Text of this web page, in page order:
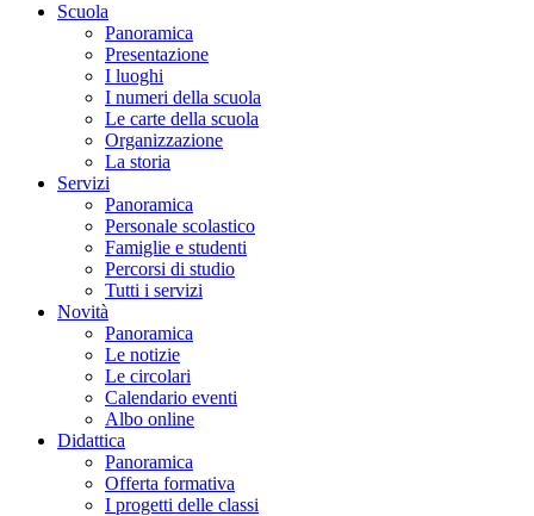
Scuola
Panoramica
Presentazione
I luoghi
I numeri della scuola
Le carte della scuola
Organizzazione
La storia
Servizi
Panoramica
Personale scolastico
Famiglie e studenti
Percorsi di studio
Tutti i servizi
Novità
Panoramica
Le notizie
Le circolari
Calendario eventi
Albo online
Didattica
Panoramica
Offerta formativa
I progetti delle classi